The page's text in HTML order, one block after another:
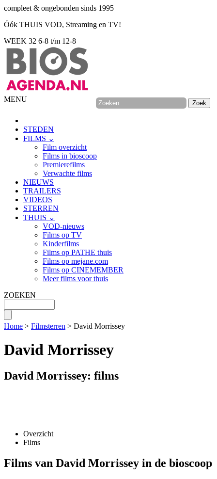
compleet & ongebonden sinds 1995
Óók THUIS VOD, Streaming en TV!
WEEK 32 6-8 t/m 12-8
MENU
STEDEN
FILMS ⌄
Film overzicht
Films in bioscoop
Premierefilms
Verwachte films
NIEUWS
TRAILERS
VIDEOS
STERREN
THUIS ⌄
VOD-nieuws
Films op TV
Kinderfilms
Films op PATHE thuis
Films op mejane.com
Films op CINEMEMBER
Meer films voor thuis
ZOEKEN
Home > Filmsterren > David Morrissey
David Morrissey
David Morrissey: films
Overzicht
Films
Films van David Morrissey in de bioscoop